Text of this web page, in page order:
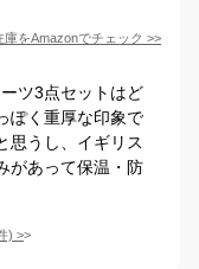
庫をAmazonでチェック >>
ツ3点セットはど
ぽく重厚な印象で
思うし、イギリス
があって保温・防
) >